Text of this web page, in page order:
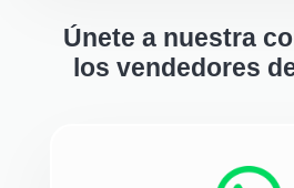
Únete a nuestra
los vendedores